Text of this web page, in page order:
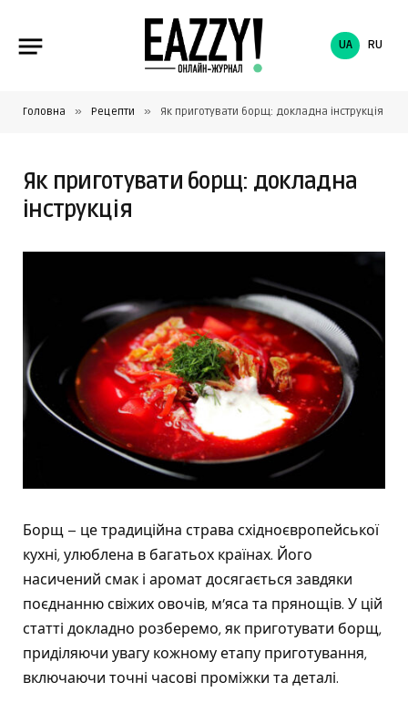
UA RU
Головна » Рецепти » Як приготувати борщ: докладна інструкція
Як приготувати борщ: докладна
інструкція
Борщ – це традиційна страва східноєвропейської
кухні, улюблена в багатьох країнах. Його
насичений смак і аромат досягається завдяки
поєднанню свіжих овочів, м’яса та прянощів. У цій
статті докладно розберемо, як приготувати борщ,
приділяючи увагу кожному етапу приготування,
включаючи точні часові проміжки та деталі.